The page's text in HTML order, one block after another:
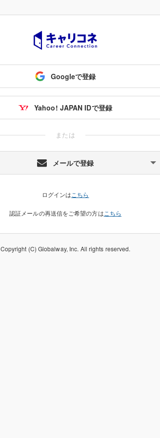
Googleで登録
Yahoo! JAPAN IDで登録
または
メールで登録
ログインは こちら
認証メールの再送信をご希望の方は こちら
Copyright (C) Globalway, Inc. All rights reserved.